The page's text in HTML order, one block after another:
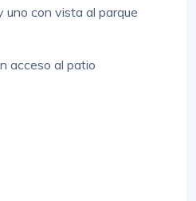
uno con vista al parque
acceso al patio